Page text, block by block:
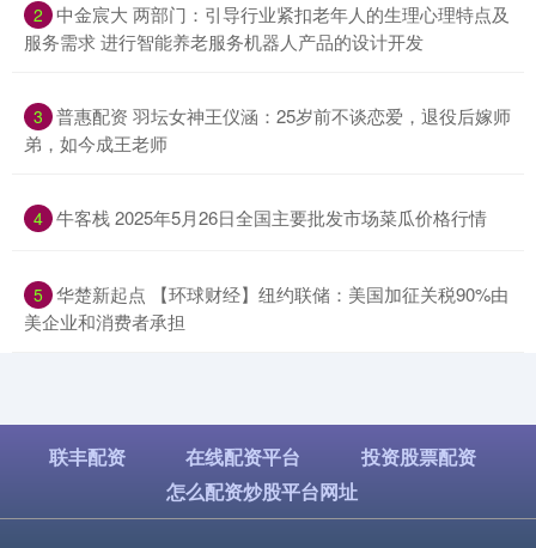
2 ​中金宸大 两部门：引导行业紧扣老年人的生理心理特点及
服务需求 进行智能养老服务机器人产品的设计开发
3 ​普惠配资 羽坛女神王仪涵：25岁前不谈恋爱，退役后嫁师
弟，如今成王老师
4 ​牛客栈 2025年5月26日全国主要批发市场菜瓜价格行情
5 ​华楚新起点 【环球财经】纽约联储：美国加征关税90%由
美企业和消费者承担
联丰配资 在线配资平台
投资股票配资
怎么配资炒股平台网址